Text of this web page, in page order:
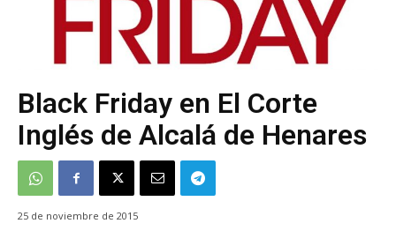
Black Friday en El Corte
Inglés de Alcalá de Henares
25 de noviembre de 2015